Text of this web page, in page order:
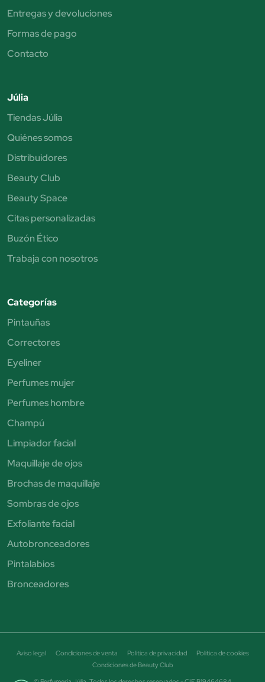
Entregas y devoluciones
Formas de pago
Contacto
Júlia
Tiendas Júlia
Quiénes somos
Distribuidores
Beauty Club
Beauty Space
Citas personalizadas
Buzón Ético
Trabaja con nosotros
Categorías
Pintauñas
Correctores
Eyeliner
Perfumes mujer
Perfumes hombre
Champú
Limpiador facial
Maquillaje de ojos
Brochas de maquillaje
Sombras de ojos
Exfoliante facial
Autobronceadores
Pintalabios
Bronceadores
Aviso legal Condiciones de venta Política de privacidad
Política de cookies
Condiciones de Beauty Club